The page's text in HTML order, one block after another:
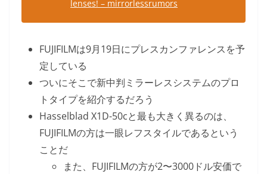
lenses! – mirrorlessrumors
FUJIFILMは9月19日にプレスカンファレンスを予
定している
ついにそこで新中判ミラーレスシステムのプロ
トタイプを紹介するだろう
Hasselblad X1D-50cと最も大きく異るのは、
FUJIFILMの方は一眼レフスタイルであるという
ことだ
また、FUJIFILMの方が2〜3000ドル安価で